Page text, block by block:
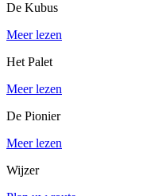
De Kubus
Meer lezen
Het Palet
Meer lezen
De Pionier
Meer lezen
Wijzer